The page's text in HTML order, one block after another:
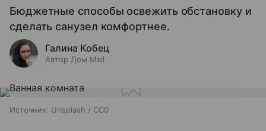
Бюджетные способы освежить обстановку и
сделать санузел комфортнее.
Галина Кобец
Автор Дом Mail
Источник: Unsplash / CC0